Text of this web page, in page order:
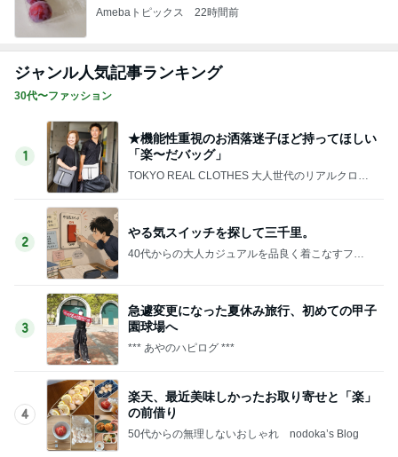
Amebaトピックス 22時間前
ジャンル人気記事ランキング
30代〜ファッション
1
★機能性重視のお洒落迷子ほど持ってほしい
「楽〜だバッグ」
TOKYO REAL CLOTHES 大人世代のリアルクロー
2
やる気スイッチを探して三千里。
40代からの大人カジュアルを品良く着こなすファ
3
急遽変更になった夏休み旅行、初めての甲子
園球場へ
*** あやのハピログ ***
4
楽天、最近美味しかったお取り寄せと「楽」
の前借り
50代からの無理しないおしゃれ nodoka’s Blog